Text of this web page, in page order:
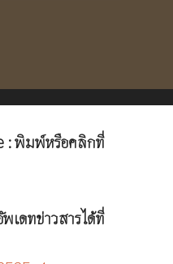
: พิมพ์หรือคลิกที่
เดทข่าวสารได้ที่